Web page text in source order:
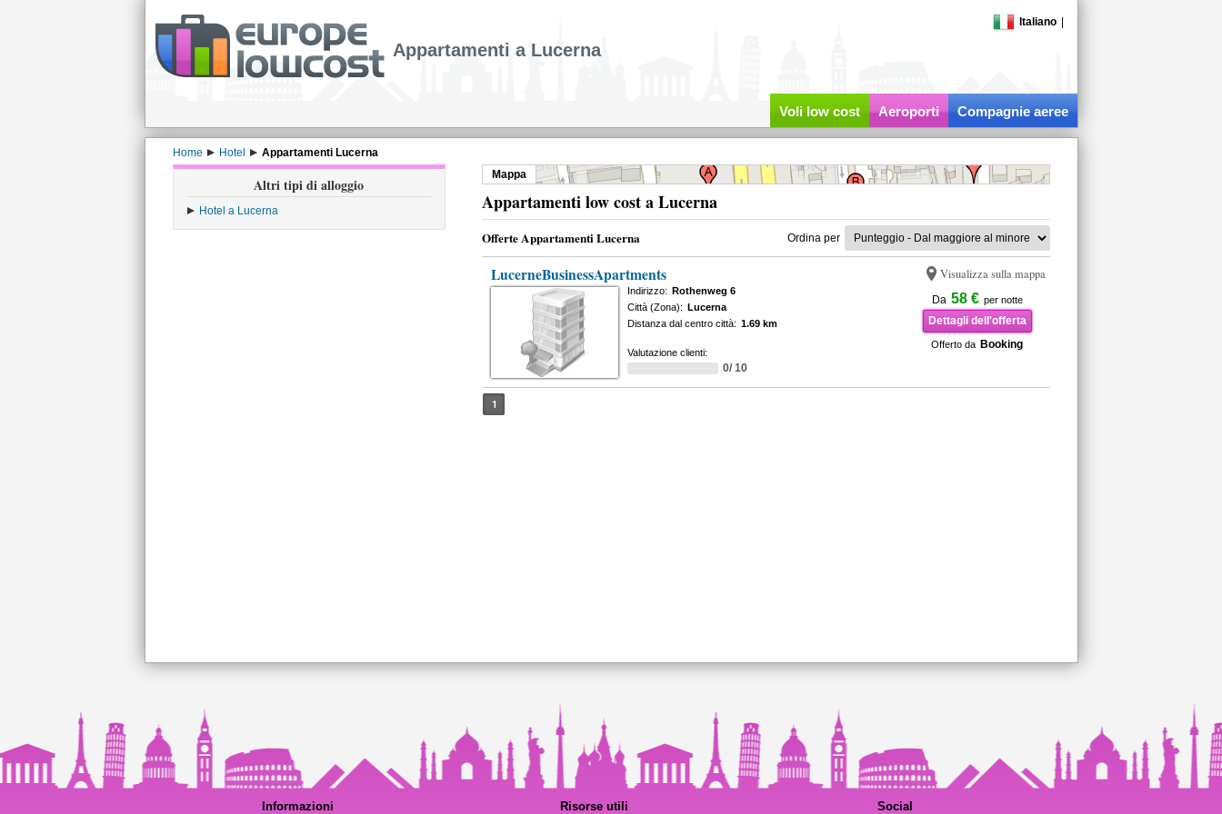
Italiano
Appartamenti a Lucerna
Voli low cost Aeroporti Compagnie aeree
Home Hotel Appartamenti Lucerna
Altri tipi di alloggio
Hotel a Lucerna
Mappa
Appartamenti low cost a Lucerna
Offerte Appartamenti Lucerna Ordina per
LucerneBusinessApartments Visualizza sulla mappa
Da 58 € per notte
Dettagli dell'offerta
Offerto da Booking
Indirizzo: Rothenweg 6
Città (Zona): Lucerna
Distanza dal centro città: 1.69 km
Valutazione clienti:
0/ 10
1
Informazioni Risorse utili Social